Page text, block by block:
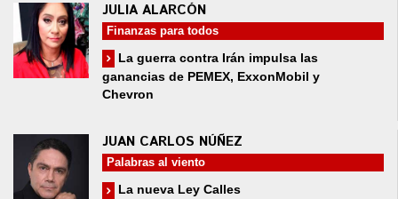
JULIA ALARCÓN
Finanzas para todos
La guerra contra Irán impulsa las
ganancias de PEMEX, ExxonMobil y
Chevron
JUAN CARLOS NÚÑEZ
Palabras al viento
La nueva Ley Calles